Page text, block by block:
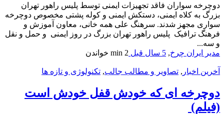
دوچرخه سواران فاقد تجهیزات ایمنی توسط پلیس راهور تهران
بزرگ به کلاه ایمنی، دستکش ایمنی و کوله پشتی مخصوص دوچرخه
سواری مجهز شدند. سرهنگ علی همه خانی، معاون آموزش و
فرهنگ ترافیک پلیس راهور تهران بزرگ در روز ایمنی و حمل و نقل
و سه...
مدیر ایران چرخ, 5 سال قبل 2 min خواندن
آخرین اخبار , تصاویر و مطالب جالب, تکنولوژی و تازه ها
دوچرخه ای که خودش قفل خودش است
(فیلم)